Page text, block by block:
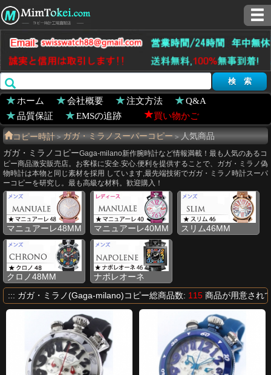
ホーム 会社概要 注文方法
Q&A
品質保証
EMSの追跡 買い物かご
コピー時計 > ガガ・ミラノスーパーコピー > 人気商品
ガガ・ミラノコピーGaga-milano新作腕時計など情報満載！最も人気のあるコ
ピー商品激安販売店。お客様に安全.安心.便利を提供することで、ガガ・ミラノ偽
物時計は本物と同じ素材を採用 しています,最先端技術でガガ・ミラノ時計スーパ
ーコピーを研究し。最も高級な材料。歓迎購入！
マニュアーレ48MM マニュアーレ40MM スリム46MM
クロノ48MM
ナポレオーネ
::: ガガ・ミラノ(Gaga-milano)コピー総商品数: 115 商品が用意され